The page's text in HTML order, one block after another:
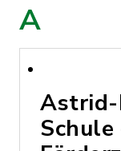
A
Schule